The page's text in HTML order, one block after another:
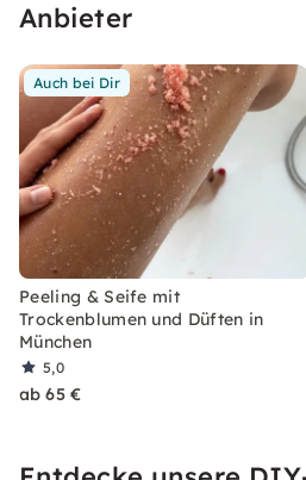
Anbieter
Auch bei Dir
Peeling & Seife mit
Trockenblumen und Düften in
München
5,0
ab 65 €